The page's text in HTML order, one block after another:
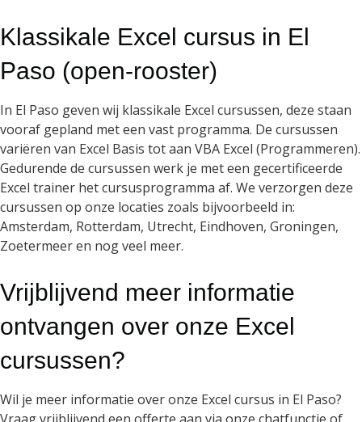
Klassikale Excel cursus in El
Paso (open-rooster)
In El Paso geven wij klassikale Excel cursussen, deze staan
vooraf gepland met een vast programma. De cursussen
variëren van Excel Basis tot aan VBA Excel (Programmeren).
Gedurende de cursussen werk je met een gecertificeerde
Excel trainer het cursusprogramma af. We verzorgen deze
cursussen op onze locaties zoals bijvoorbeeld in:
Amsterdam, Rotterdam, Utrecht, Eindhoven, Groningen,
Zoetermeer en nog veel meer.
Vrijblijvend meer informatie
ontvangen over onze Excel
cursussen?
Wil je meer informatie over onze Excel cursus in El Paso?
Vraag vrijblijvend een offerte aan via onze chatfunctie of